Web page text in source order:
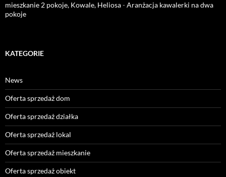
mieszkanie 2 pokoje, Kowale, Heliosa-Aranżacja kawalerki na dwa
pokoje
KATEGORIE
News
Oferta sprzedaż dom
Oferta sprzedaż działka
Oferta sprzedaż lokal
Oferta sprzedaż mieszkanie
Oferta sprzedaż obiekt